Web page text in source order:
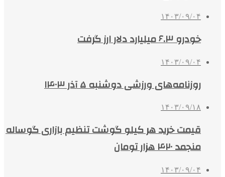
۱۴۰۳/۰۹/۰۴
خودرو ۶.۳ میلیارد دلار ارز گرفت
۱۴۰۳/۰۹/۰۴
روزنامه‌های ورزشی دوشنبه ۵ آذر ۱۴۰۳
۱۴۰۳/۰۹/۱۸
قیمت خرید هر کیلو گوشت تنظیم بازاری گوساله
منجمد ۴۲۰ هزار تومان
۱۴۰۳/۰۹/۰۴